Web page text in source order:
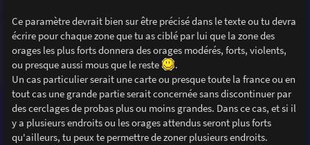
Ce paramètre devrait bien sur être précisé dans le texte ou tu devra
écrire pour chaque zone que tu as ciblé par lui que la zone des
orages les plus forts donnera des orages modérés, forts, violents,
ou presque aussi mous que le reste
.
Un cas particulier serait une carte ou presque toute la france ou en
tout cas une grande partie serait concernée sans discontinuer par
des cerclages de probas plus ou moins grandes. Dans ce cas, et si il
y a plusieurs endroits ou les orages attendus seront plus forts
qu'ailleurs, tu peux te permettre de zoner plusieurs endroits.